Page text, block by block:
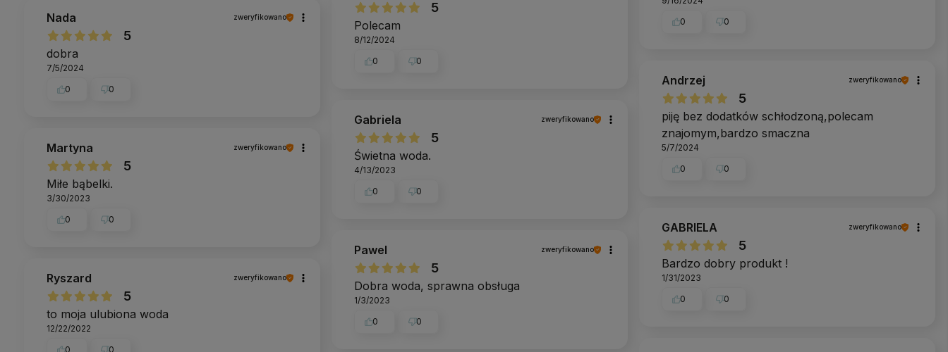
0 0
5
Polecam
8/12/2024
0 0
Nada zweryfikowano
5
dobra
7/5/2024
0 0
Andrzej zweryfikowano
5
piję bez dodatków schłodzoną,polecam
znajomym,bardzo smaczna
5/7/2024
0 0
Gabriela zweryfikowano
5
Świetna woda.
4/13/2023
0 0
Martyna zweryfikowano
5
Miłe bąbelki.
3/30/2023
0 0
GABRIELA zweryfikowano
5
Bardzo dobry produkt !
1/31/2023
0 0
Pawel zweryfikowano
5
Dobra woda, sprawna obsługa
1/3/2023
0 0
Ryszard zweryfikowano
5
to moja ulubiona woda
12/22/2022
0 0